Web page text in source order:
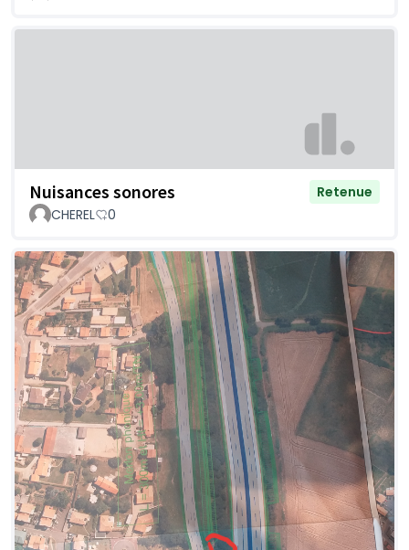
Nuisances sonores
Retenue
CHEREL
0